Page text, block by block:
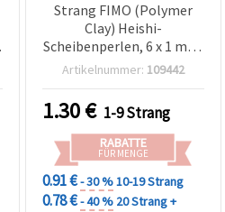
Strang FIMO (Polymer
Clay) Heishi-
Scheibenperlen, 6 x 1 mm,
Bohrung 2 mm, Blau, ca.
Artikelnummer: 109442
1.30€ 1-9 Strang
RABATTE
FÜR MENGE
0.91 €- 30 %10-19 Strang
0.78 €- 40 % 20 Strang +